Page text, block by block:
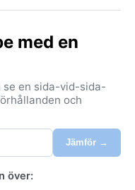
med en
se en sida-vid-sida-
och
Jämför →
över: